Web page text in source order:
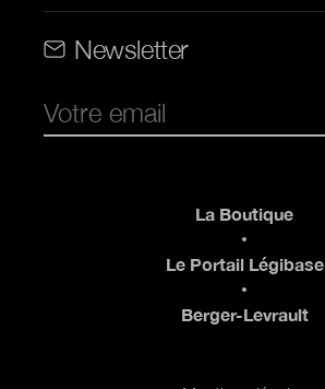
Newsletter
La Boutique
Le Portail Légibase
Berger-Levrault